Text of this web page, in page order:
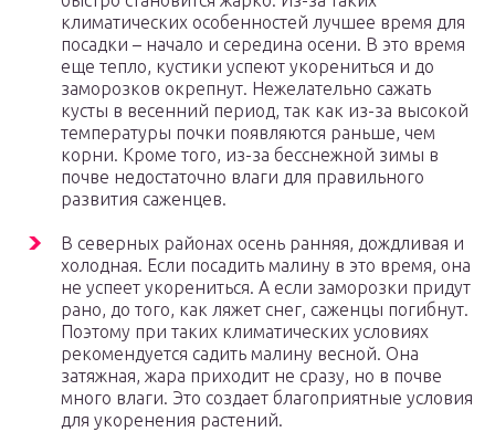
климатических особенностей лучшее время для
посадки – начало и середина осени. В это время
еще тепло, кустики успеют укорениться и до
заморозков окрепнут. Нежелательно сажать
кусты в весенний период, так как из-за высокой
температуры почки появляются раньше, чем
корни. Кроме того, из-за бесснежной зимы в
почве недостаточно влаги для правильного
развития саженцев.
В северных районах осень ранняя, дождливая и
холодная. Если посадить малину в это время, она
не успеет укорениться. А если заморозки придут
рано, до того, как ляжет снег, саженцы погибнут.
Поэтому при таких климатических условиях
рекомендуется садить малину весной. Она
затяжная, жара приходит не сразу, но в почве
много влаги. Это создает благоприятные условия
для укоренения растений.